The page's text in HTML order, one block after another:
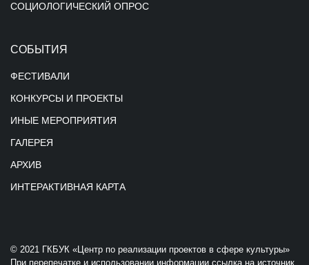
СОЦИОЛОГИЧЕСКИЙ ОПРОС
СОБЫТИЯ
ФЕСТИВАЛИ
КОНКУРСЫ И ПРОЕКТЫ
ИНЫЕ МЕРОПРИЯТИЯ
ГАЛЕРЕЯ
АРХИВ
ИНТЕРАКТИВНАЯ КАРТА
© 2021 ГКБУК «Центр по реализации проектов в сфере культуры»
При перепечатке и использовании информации ссылка на источник